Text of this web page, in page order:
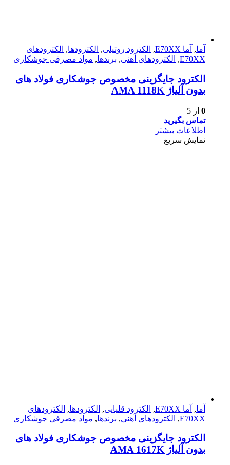
آما, آما E70XX , الکترود روتیلی, الکترودها, الکترود‌های
E70XX
, الکترود‌های آهنی, برندها, مواد مصرفی جوشکاری
الکترود جایگزینی مخصوص جوشکاری فولاد های
بدون آلیاژ AMA 1118K
0 از 5
تماس بگیرید
اطلاعات بیشتر
نمایش سریع
آما, آما E70XX , الکترود قلیایی, الکترودها, الکترود‌های
E70XX
, الکترود‌های آهنی, برندها, مواد مصرفی جوشکاری
الکترود جایگزینی مخصوص جوشکاری فولاد های
بدون آلیاژ AMA 1617K